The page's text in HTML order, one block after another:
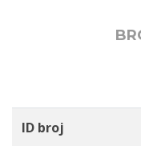
ID broj